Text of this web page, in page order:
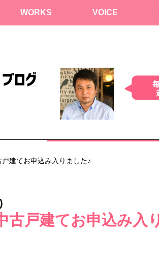
WORKS VOICE
建てお申込み入りました♪
古戸建てお申込み入